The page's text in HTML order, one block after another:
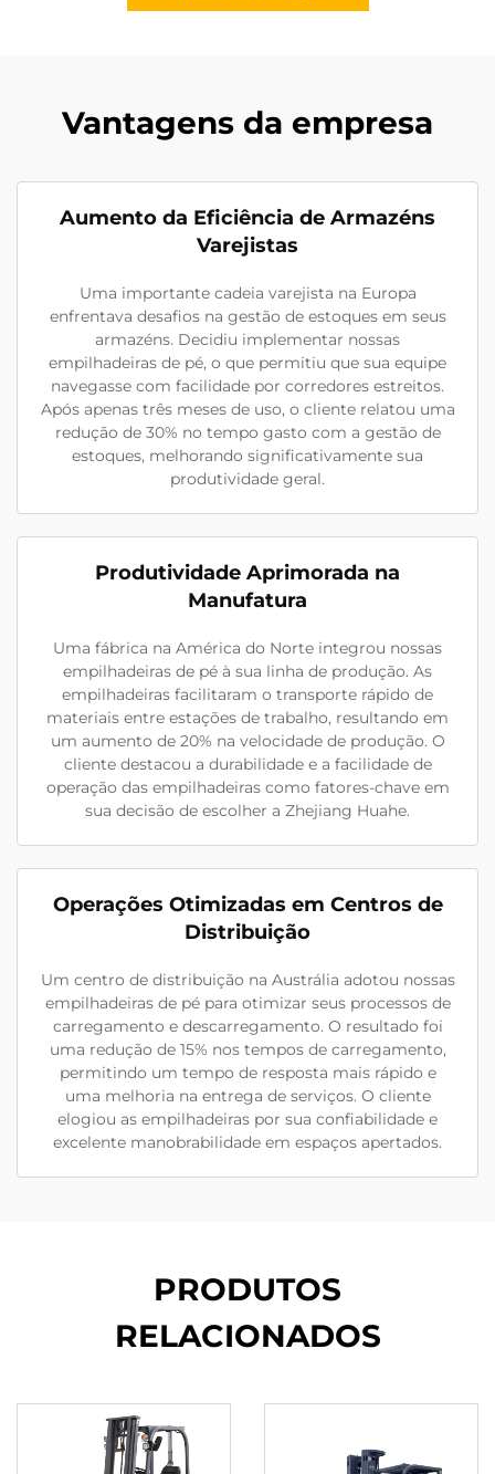
Vantagens da empresa
Aumento da Eficiência de Armazéns
Varejistas
Uma importante cadeia varejista na Europa
enfrentava desafios na gestão de estoques em seus
armazéns. Decidiu implementar nossas
empilhadeiras de pé, o que permitiu que sua equipe
navegasse com facilidade por corredores estreitos.
Após apenas três meses de uso, o cliente relatou uma
redução de 30% no tempo gasto com a gestão de
estoques, melhorando significativamente sua
produtividade geral.
Produtividade Aprimorada na
Manufatura
Uma fábrica na América do Norte integrou nossas
empilhadeiras de pé à sua linha de produção. As
empilhadeiras facilitaram o transporte rápido de
materiais entre estações de trabalho, resultando em
um aumento de 20% na velocidade de produção. O
cliente destacou a durabilidade e a facilidade de
operação das empilhadeiras como fatores-chave em
sua decisão de escolher a Zhejiang Huahe.
Operações Otimizadas em Centros de
Distribuição
Um centro de distribuição na Austrália adotou nossas
empilhadeiras de pé para otimizar seus processos de
carregamento e descarregamento. O resultado foi
uma redução de 15% nos tempos de carregamento,
permitindo um tempo de resposta mais rápido e
uma melhoria na entrega de serviços. O cliente
elogiou as empilhadeiras por sua confiabilidade e
excelente manobrabilidade em espaços apertados.
PRODUTOS
RELACIONADOS